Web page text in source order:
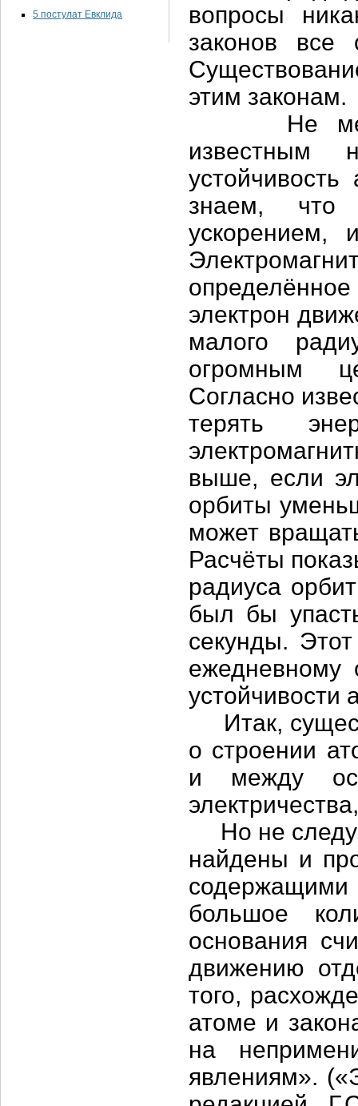
5 постулат Евклида
вопросы
законов все
этим законам.
Не менее
известным
знаем, что
ускорением,
электрон
малого
огромным
Согласно
терять
выше, если
орбиты
может
Расчёты
радиуса
был бы
секунды.
ежедневному
устойчивости
Итак,
о строении
и между
Но не
найдены и
большое
основания
движению
того,
атоме и
на
явлениям».